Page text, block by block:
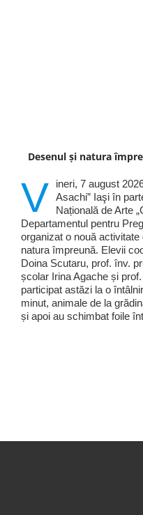
Desenul și natura
V
ineri, 7 august
Asachi” Iaşi în
Națională de Arte
Departamentul pentru
organizat o nouă
natura împreună. Elevii
Doina Scutaru, prof. înv.
școlar Irina Agache și
participat astăzi la o
minut, animale de la
și apoi au schimbat foile